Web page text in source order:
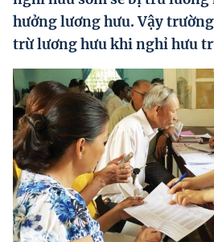
Ocop và chuỗi giá trị Nông sản
Doanh nghiệp dân tộc
Khác
Video
Photo
hưởng lương hưu. Vậy
trừ lương hưu khi nghỉ hưu